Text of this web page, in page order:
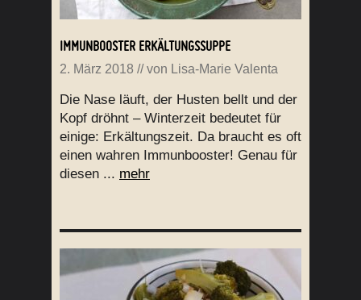
IMMUNBOOSTER ERKÄLTUNGSSUPPE
2. März 2018 // von Lisa-Marie Valenta
Die Nase läuft, der Husten bellt und der
Kopf dröhnt – Winterzeit bedeutet für
einige: Erkältungszeit. Da braucht es oft
einen wahren Immunbooster! Genau für
diesen ... mehr